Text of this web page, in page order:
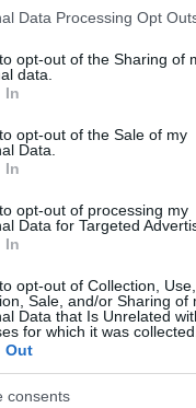
that this website/app uses
your visit or usage
consent to Google and
for below specified
Data Processing Opt
opt-out of the Sharing of
data.
In
opt-out of the Sale of my
Data.
In
opt-out of processing my
Data for Targeted
In
opt-out of Collection, Use,
Sale, and/or Sharing of
Data that Is Unrelated
for which it was collected.
Out
consents
első
Magyarország
gasztronómiai
és Tobagói
16-17-ei
a Maharajában,
a dosti roti-t,